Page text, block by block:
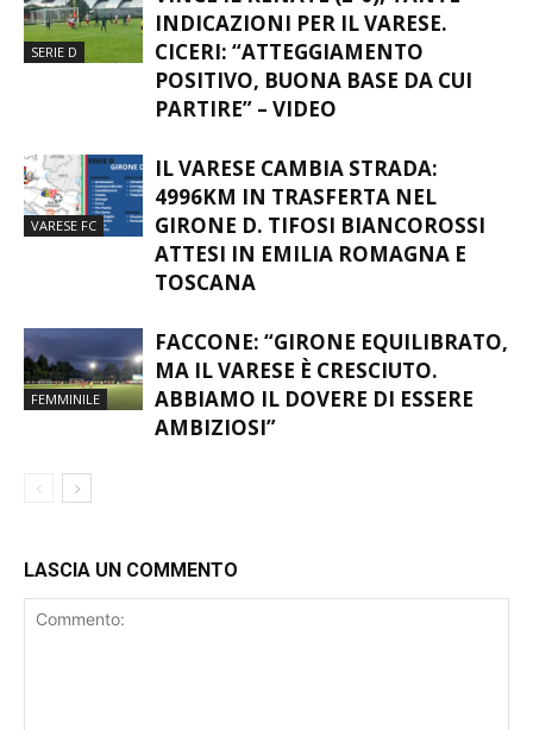
SERIE D
INDICAZIONI PER IL VARESE.
CICERI: “ATTEGGIAMENTO
POSITIVO, BUONA BASE DA CUI
PARTIRE” – VIDEO
VARESE FC
IL VARESE CAMBIA STRADA:
4996KM IN TRASFERTA NEL
GIRONE D. TIFOSI BIANCOROSSI
ATTESI IN EMILIA ROMAGNA E
TOSCANA
FEMMINILE
FACCONE: “GIRONE EQUILIBRATO,
MA IL VARESE È CRESCIUTO.
ABBIAMO IL DOVERE DI ESSERE
AMBIZIOSI”
LASCIA UN COMMENTO